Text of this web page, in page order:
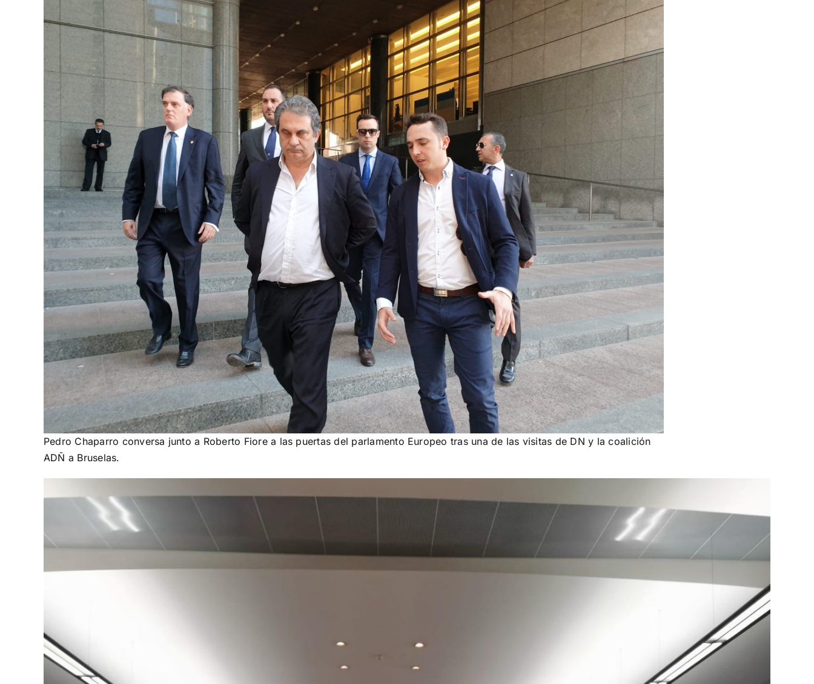
Pedro Chaparro conversa junto a Roberto Fiore a las puertas del parlamento Europeo tras una de las visitas de DN y la coalición
ADÑ a Bruselas.